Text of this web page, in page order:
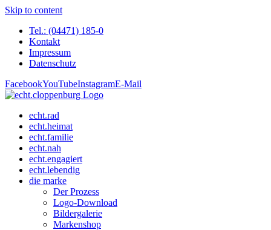
Skip to content
Tel.: (04471) 185-0
Kontakt
Impressum
Datenschutz
FacebookYouTubeInstagramE-Mail
echt.rad
echt.heimat
echt.familie
echt.nah
echt.engagiert
echt.lebendig
die marke
Der Prozess
Logo-Download
Bildergalerie
Markenshop